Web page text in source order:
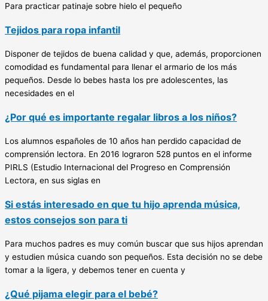
Para practicar patinaje sobre hielo el pequeño
Tejidos para ropa infantil
Disponer de tejidos de buena calidad y que, además, proporcionen
comodidad es fundamental para llenar el armario de los más
pequeños. Desde lo bebes hasta los pre adolescentes, las
necesidades en el
¿Por qué es importante regalar libros a los niños?
Los alumnos españoles de 10 años han perdido capacidad de
comprensión lectora. En 2016 lograron 528 puntos en el informe
PIRLS (Estudio Internacional del Progreso en Comprensión
Lectora, en sus siglas en
Si estás interesado en que tu hijo aprenda música,
estos consejos son para ti
Para muchos padres es muy común buscar que sus hijos aprendan
y estudien música cuando son pequeños. Esta decisión no se debe
tomar a la ligera, y debemos tener en cuenta y
¿Qué pijama elegir para el bebé?